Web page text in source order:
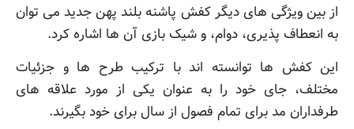
از بین ویژگی های دیگر کفش پاشنه بلند پهن جدید می توان
به انعطاف پذیری، دوام، و شیک بازی آن ها اشاره کرد.
این کفش ها توانسته اند با ترکیب طرح ها و جزئیات
مختلف، جای خود را به عنوان یکی از مورد علاقه های
طرفداران مد برای تمام فصول از سال برای خود بگیرند.